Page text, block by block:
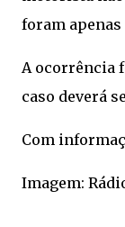
foram
A ocorrência
caso deverá
Com
Imagem: